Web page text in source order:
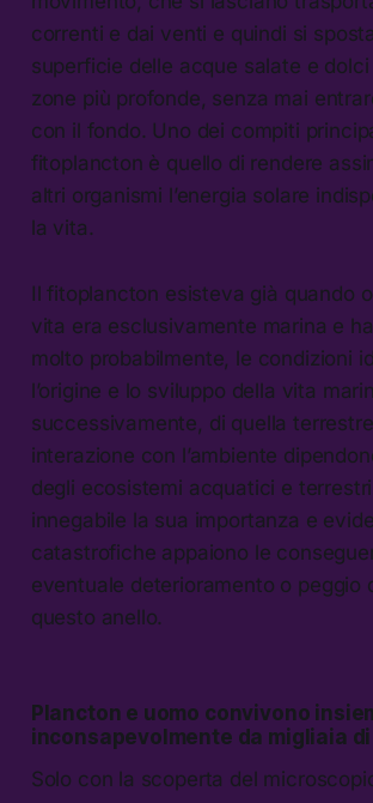
correnti e dai venti e quindi si
superficie delle acque salate e
zone più profonde, senza mai
con il fondo. Uno dei compiti
fitoplancton è quello di rendere
altri organismi l’energia solare
la vita.
Il fitoplancton esisteva già quando
vita era esclusivamente marina e
molto probabilmente, le condizioni
l’origine e lo sviluppo della vita
successivamente, di quella
interazione con l’ambiente
degli ecosistemi acquatici e
innegabile la sua importanza e
catastrofiche appaiono le
eventuale deterioramento o peggio
questo anello.
Plancton e uomo convivono
inconsapevolmente da migliaia
Solo con la scoperta del